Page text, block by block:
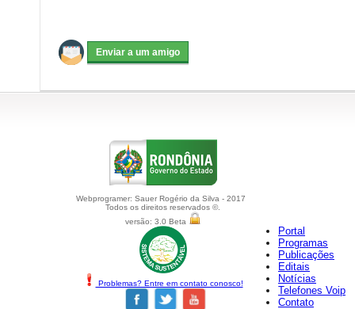
Webprogramer: Sauer Rogério da Silva - 2017
Todos os direitos reservados ©.
versão: 3.0 Beta
Problemas? Entre em contato conosco!
Portal
Programas
Publicações
Editais
Notícias
Telefones Voip
Contato